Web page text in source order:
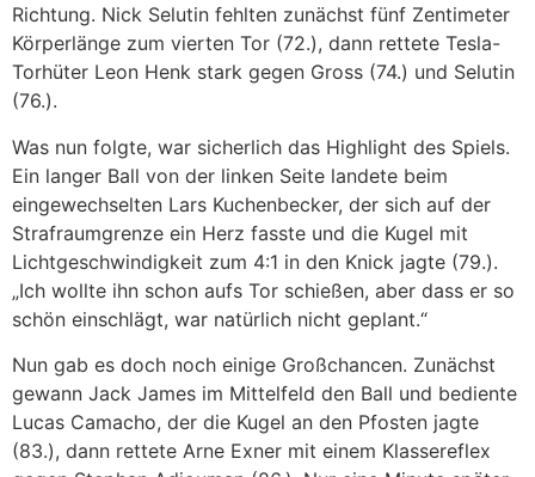
Richtung. Nick Selutin fehlten zunächst fünf Zentimeter
Körperlänge zum vierten Tor (72.), dann rettete Tesla-
Torhüter Leon Henk stark gegen Gross (74.) und Selutin
(76.).
Was nun folgte, war sicherlich das Highlight des Spiels.
Ein langer Ball von der linken Seite landete beim
eingewechselten Lars Kuchenbecker, der sich auf der
Strafraumgrenze ein Herz fasste und die Kugel mit
Lichtgeschwindigkeit zum 4:1 in den Knick jagte (79.).
„Ich wollte ihn schon aufs Tor schießen, aber dass er so
schön einschlägt, war natürlich nicht geplant.“
Nun gab es doch noch einige Großchancen. Zunächst
gewann Jack James im Mittelfeld den Ball und bediente
Lucas Camacho, der die Kugel an den Pfosten jagte
(83.), dann rettete Arne Exner mit einem Klassereflex